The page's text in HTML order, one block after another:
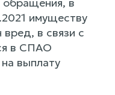
имуществу
вред, в связи с
в СПАО
выплату